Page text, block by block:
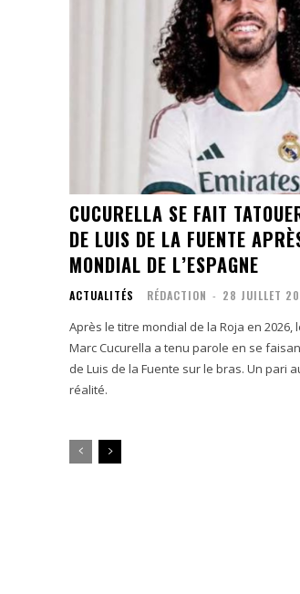
CUCURELLA SE FAIT
DE LUIS DE LA FUENTE
MONDIAL DE L’ESPAGNE
ACTUALITÉS RÉDACTION - 28 JUILLET
Après le titre mondial de la Roja en 2026,
Marc Cucurella a tenu parole en se
de Luis de la Fuente sur le bras. Un pari
réalité.